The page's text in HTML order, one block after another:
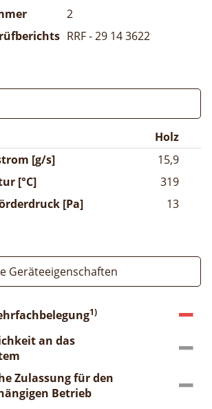
2
RRF - 29 14 3622
Holz
[g/s]
15,9
[°C]
319
[Pa]
13
Geräteeigenschaften
1)
an das
Zulassung für den
Betrieb